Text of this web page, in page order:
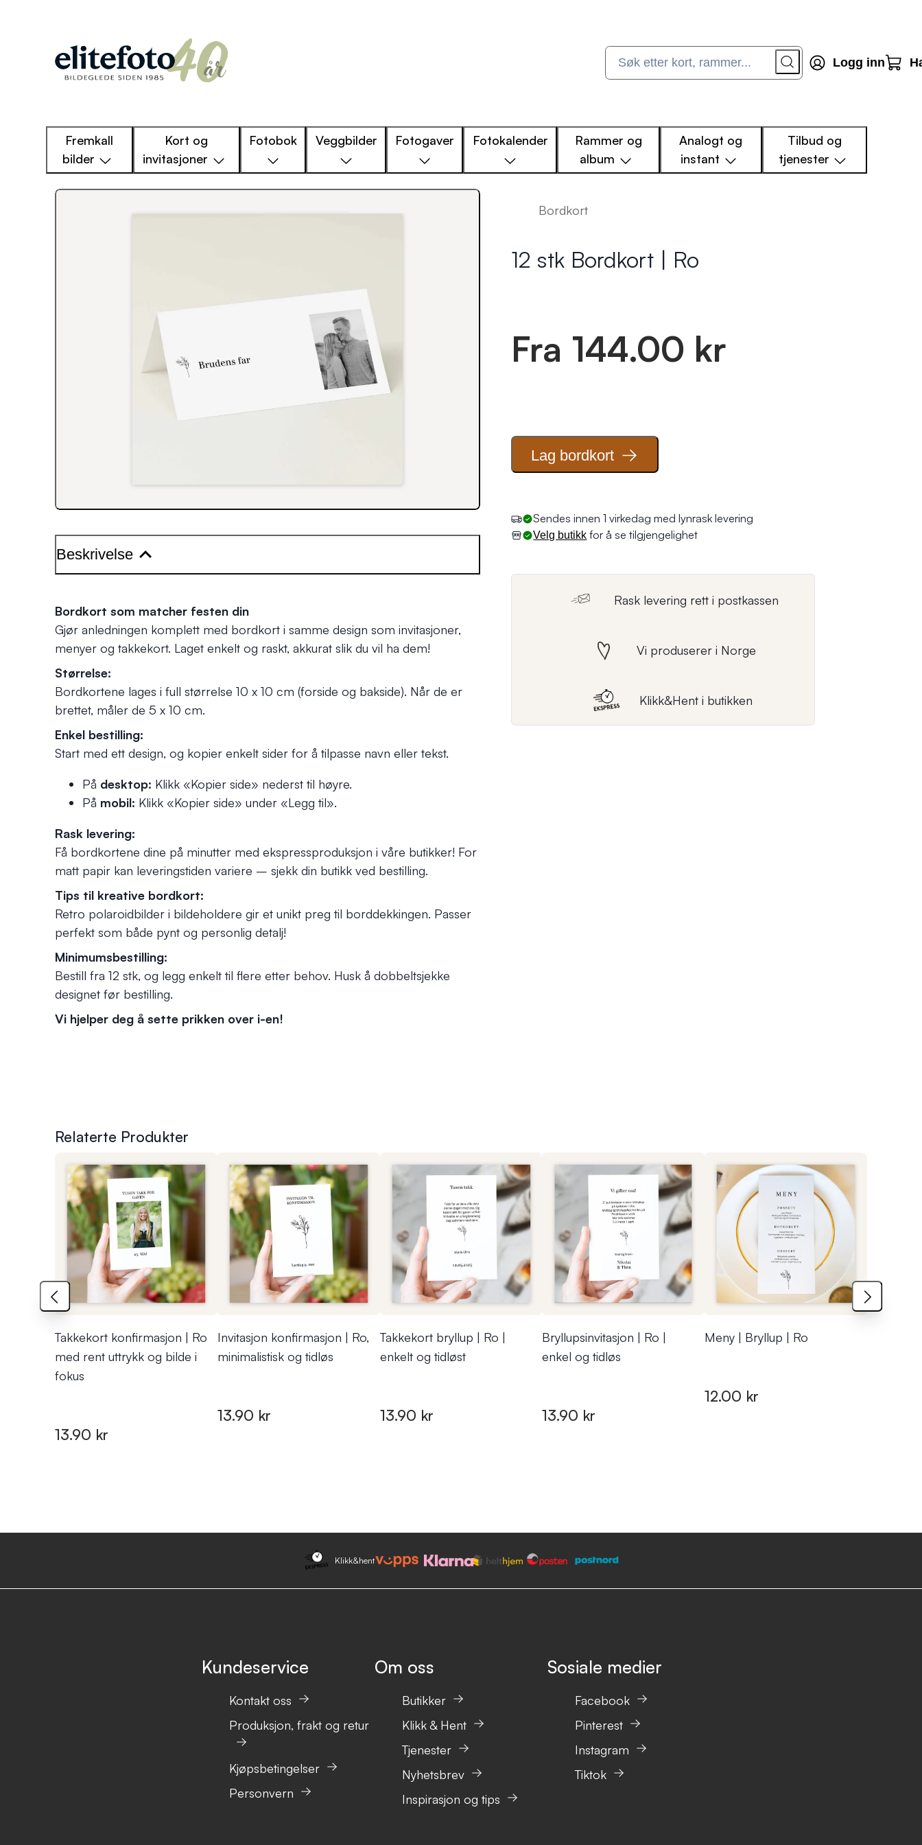
Logg inn
Fremkall
bilder
Kort og
invitasjoner
Fotobok Veggbilder Fotogaver Fotokalender
Rammer og
album
Analogt og
instant
Tilbud og
tjenester
Beskrivelse
Bordkort som matcher festen din
Gjør anledningen komplett med bordkort i samme design som invitasjoner,
menyer og takkekort. Laget enkelt og raskt, akkurat slik du vil ha dem!
Størrelse:
Bordkortene lages i full størrelse 10 x 10 cm (forside og bakside). Når de er
brettet, måler de 5 x 10 cm.
Enkel bestilling:
Start med ett design, og kopier enkelt sider for å tilpasse navn eller tekst.
På desktop: Klikk «Kopier side» nederst til høyre.
På mobil: Klikk «Kopier side» under «Legg til».
Rask levering:
Få bordkortene dine på minutter med ekspressproduksjon i våre butikker! For
matt papir kan leveringstiden variere – sjekk din butikk ved bestilling.
Tips til kreative bordkort:
Retro polaroidbilder i bildeholdere gir et unikt preg til borddekkingen. Passer
perfekt som både pynt og personlig detalj!
Minimumsbestilling:
Bestill fra 12 stk, og legg enkelt til flere etter behov. Husk å dobbeltsjekke
designet før bestilling.
Vi hjelper deg å sette prikken over i-en!
Bordkort
12 stk Bordkort | Ro
Fra 144.00 kr
Lag bordkort
Velg butikk for å se tilgjengelighet
Rask levering rett i postkassen
Vi produserer i Norge
Klikk&Hent i butikken
Relaterte Produkter
Takkekort konfirmasjon | Ro
med rent uttrykk og bilde i
fokus
13.90 kr
Invitasjon konfirmasjon | Ro,
minimalistisk og tidløs
13.90 kr
Takkekort bryllup | Ro |
enkelt og tidløst
13.90 kr
Bryllupsinvitasjon | Ro |
enkel og tidløs
13.90 kr
Meny | Bryllup | Ro
12.00 kr
Klikk&hent
Kundeservice
Kontakt oss
Produksjon, frakt og retur
Kjøpsbetingelser
Personvern
Om oss
Butikker
Klikk & Hent
Tjenester
Nyhetsbrev
Inspirasjon og tips
Sosiale medier
Facebook
Pinterest
Instagram
Tiktok